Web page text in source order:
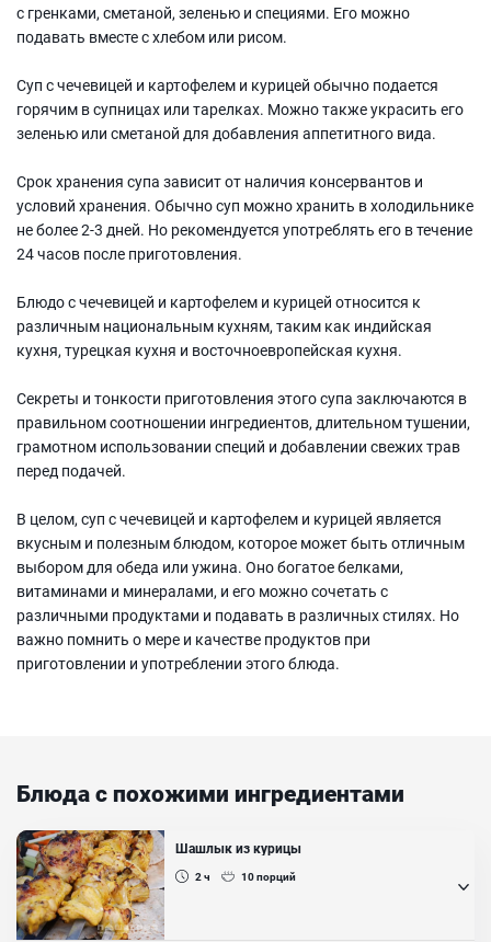
с гренками, сметаной, зеленью и специями. Его можно
подавать вместе с хлебом или рисом.
Суп с чечевицей и картофелем и курицей обычно подается
горячим в супницах или тарелках. Можно также украсить его
зеленью или сметаной для добавления аппетитного вида.
Срок хранения супа зависит от наличия консервантов и
условий хранения. Обычно суп можно хранить в холодильнике
не более 2-3 дней. Но рекомендуется употреблять его в течение
24 часов после приготовления.
Блюдо с чечевицей и картофелем и курицей относится к
различным национальным кухням, таким как индийская
кухня, турецкая кухня и восточноевропейская кухня.
Секреты и тонкости приготовления этого супа заключаются в
правильном соотношении ингредиентов, длительном тушении,
грамотном использовании специй и добавлении свежих трав
перед подачей.
В целом, суп с чечевицей и картофелем и курицей является
вкусным и полезным блюдом, которое может быть отличным
выбором для обеда или ужина. Оно богатое белками,
витаминами и минералами, и его можно сочетать с
различными продуктами и подавать в различных стилях. Но
важно помнить о мере и качестве продуктов при
приготовлении и употреблении этого блюда.
Блюда с похожими ингредиентами
Шашлык из курицы
2 ч 10порций